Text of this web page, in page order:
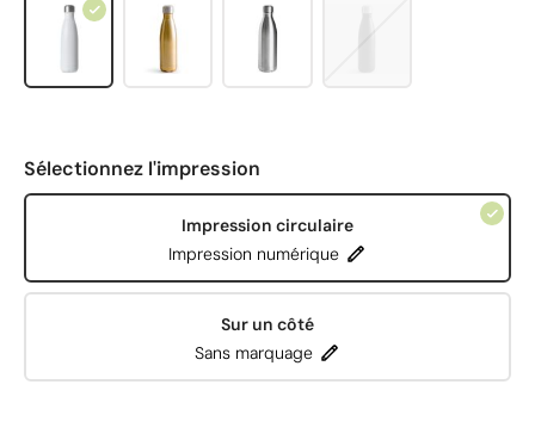
Sélectionnez l'impression
Impression circulaire
Impression numérique
Sur un côté
Sans marquage